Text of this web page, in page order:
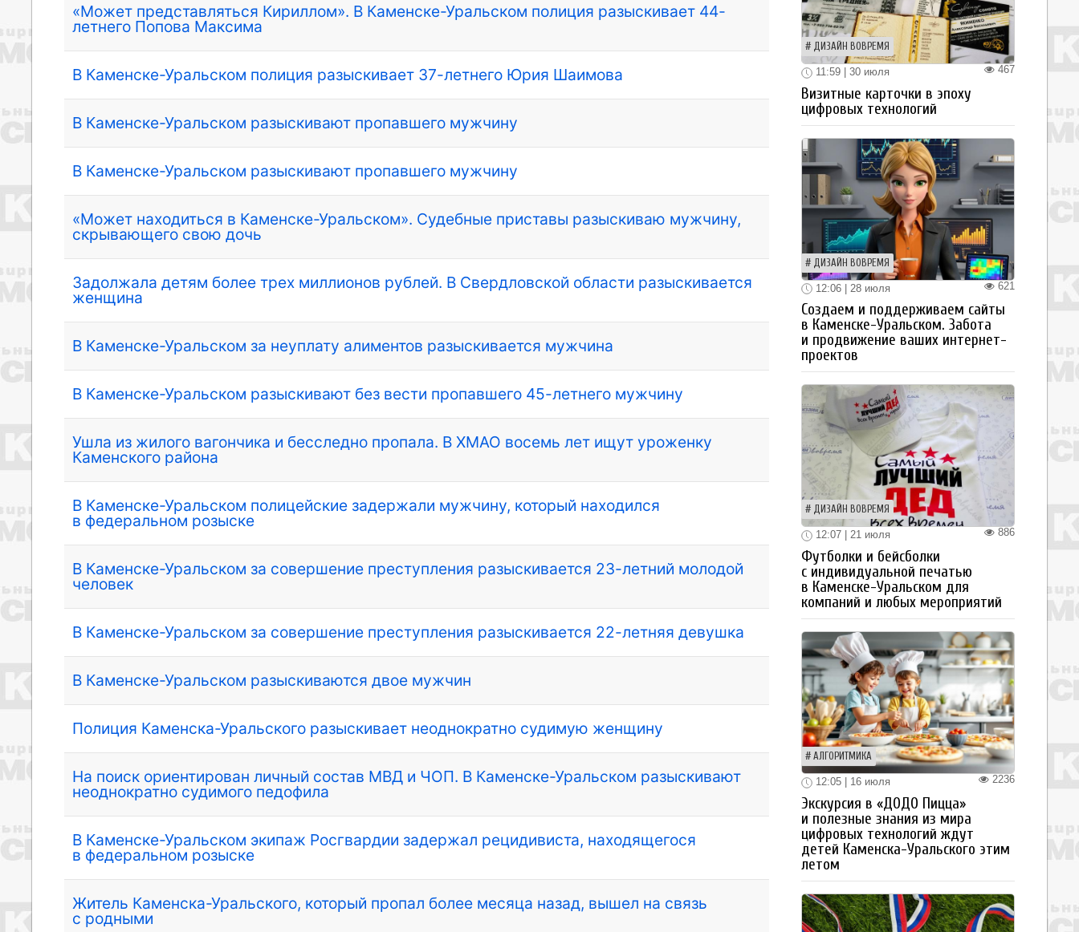
«Может представляться Кириллом». В Каменске-Уральском полиция разыскивает 44-
летнего Попова Максима
В Каменске-Уральском полиция разыскивает 37-летнего Юрия Шаимова
В Каменске-Уральском разыскивают пропавшего мужчину
В Каменске-Уральском разыскивают пропавшего мужчину
«Может находиться в Каменске-Уральском». Судебные приставы разыскиваю мужчину,
скрывающего свою дочь
Задолжала детям более трех миллионов рублей. В Свердловской области разыскивается
женщина
В Каменске-Уральском за неуплату алиментов разыскивается мужчина
В Каменске-Уральском разыскивают без вести пропавшего 45-летнего мужчину
Ушла из жилого вагончика и бесследно пропала. В ХМАО восемь лет ищут уроженку
Каменского района
В Каменске-Уральском полицейские задержали мужчину, который находился
в федеральном розыске
В Каменске-Уральском за совершение преступления разыскивается 23-летний молодой
человек
В Каменске-Уральском за совершение преступления разыскивается 22-летняя девушка
В Каменске-Уральском разыскиваются двое мужчин
Полиция Каменска-Уральского разыскивает неоднократно судимую женщину
На поиск ориентирован личный состав МВД и ЧОП. В Каменске-Уральском разыскивают
неоднократно судимого педофила
В Каменске-Уральском экипаж Росгвардии задержал рецидивиста, находящегося
в федеральном розыске
Житель Каменска-Уральского, который пропал более месяца назад, вышел на связь
с родными
ДИЗАЙН ВОВРЕМЯ
467
11:59 | 30 июля
Визитные карточки в эпоху
цифровых технологий
ДИЗАЙН ВОВРЕМЯ
621
12:06 | 28 июля
Создаем и поддерживаем сайты
в Каменске-Уральском. Забота
и продвижение ваших интернет-
проектов
ДИЗАЙН ВОВРЕМЯ
886
12:07 | 21 июля
Футболки и бейсболки
с индивидуальной печатью
в Каменске-Уральском для
компаний и любых мероприятий
АЛГОРИТМИКА
2236
12:05 | 16 июля
Экскурсия в «ДОДО Пицца»
и полезные знания из мира
цифровых технологий ждут
детей Каменска-Уральского этим
летом